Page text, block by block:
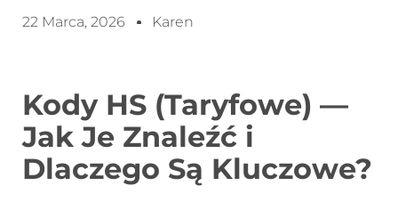
22 Marca, 2026 Karen
Kody HS (Taryfowe) —
Jak Je Znaleźć i
Dlaczego Są Kluczowe?